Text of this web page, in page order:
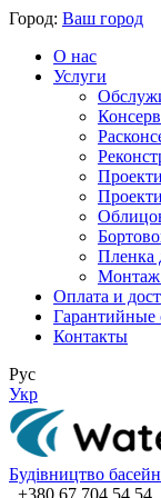
Город: Ваш город
О нас
Услуги
Пленка
Монтаж
Оплата и
Гарантийные
Контакты
Рус
Укр
Будівництво
+380 67 704 54 54